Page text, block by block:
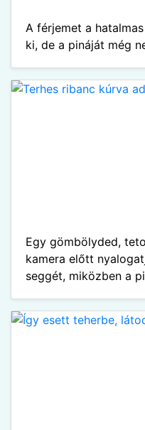
A férjemet a
ki, de a pináját még
Egy gömbölyded,
kamera előtt
seggét, miközben a